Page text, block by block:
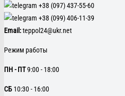
+38 (097) 437-55-60
+38 (099) 406-11-39
Email:teppol24@ukr.net
Режим работы
ПН - ПТ9:00 - 18:00
CБ 10:30 - 16:00